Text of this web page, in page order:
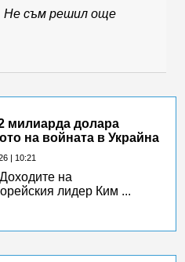
Не съм решил още
милиарда долара
на войната в Украйна
| 10:21
на
лидер Ким ...